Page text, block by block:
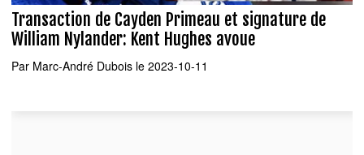
Transaction de Cayden Primeau et signature de
William Nylander: Kent Hughes avoue
Par Marc-André Dubois le 2023-10-11